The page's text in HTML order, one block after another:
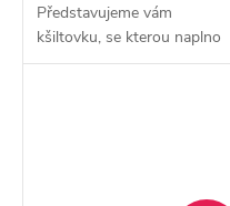
Představujeme vám
kšiltovku, se kterou naplno
projevíte svoji rybářskou